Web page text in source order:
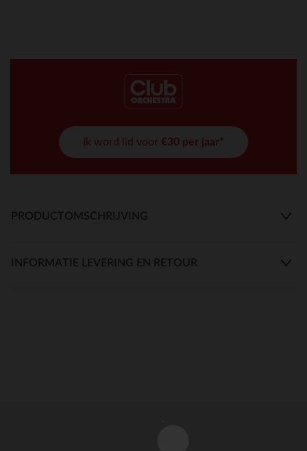
Ik word lid voor €30 per jaar*
PRODUCTOMSCHRIJVING
INFORMATIE LEVERING EN RETOUR